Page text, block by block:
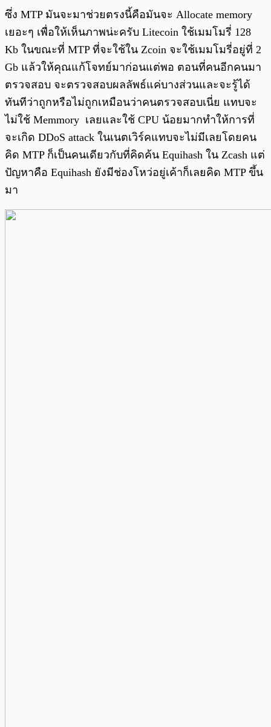
ซึ่ง MTP มันจะมาช่วยตรงนี้คือมันจะ Allocate memory
เยอะๆ เพื่อให้เห็นภาพน่ะครับ Litecoin ใช้เมมโมรี่ 128
Kb ในขณะที่ MTP ที่จะใช้ใน Zcoin จะใช้เมมโมรี่อยู่ที่ 2
Gb แล้วให้คุณแก้โจทย์มาก่อนแต่พอ ตอนที่คนอีกคนมา
ตรวจสอบ จะตรวจสอบผลลัพธ์แค่บางส่วนและจะรู้ได้
ทันทีว่าถูกหรือไม่ถูกเหมือนว่าคนตรวจสอบเนี่ย แทบจะ
ไม่ใช้ Memmory เลยและใช้ CPU น้อยมากทำให้การที่
จะเกิด DDoS attack ในเนตเวิร์คแทบจะไม่มีเลยโดยคน
คิด MTP ก็เป็นคนเดียวกับที่คิดค้น Equihash ใน Zcash แต่
ปัญหาคือ Equihash ยังมีช่องโหว่อยู่เค้าก็เลยคิด MTP ขึ้น
มา